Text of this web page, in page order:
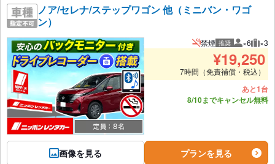
ノア/セレナ/ステップワゴン 他（ミニバン・ワゴ
ン）
画像を見る
禁煙 推奨 推奨人数
×6 推
×3
¥19,250
7時間（免責補償・税込）
あと1台
8/10までキャンセル無料
プランを見る